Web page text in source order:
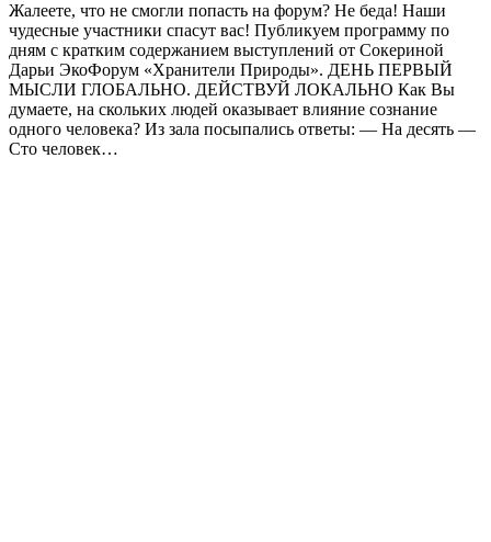
Жалеете, что не смогли попасть на форум? Не беда! Наши
чудесные участники спасут вас! Публикуем программу по
дням с кратким содержанием выступлений от Сокериной
Дарьи ЭкоФорум «Хранители Природы». ДЕНЬ ПЕРВЫЙ
МЫСЛИ ГЛОБАЛЬНО. ДЕЙСТВУЙ ЛОКАЛЬНО Как Вы
думаете, на скольких людей оказывает влияние сознание
одного человека? Из зала посыпались ответы: — На десять —
Сто человек…